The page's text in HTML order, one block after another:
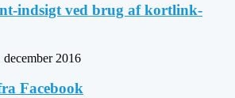
indsigt ved brug af kortlink-
december 2016
Facebook